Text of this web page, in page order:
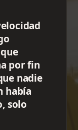
por fin
nadie
había
solo